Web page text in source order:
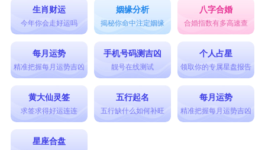
生肖财运
今年你会走好运吗
姻缘分析
揭秘你命中注定姻缘
八字合婚
合婚指数有多高速查
每月运势
精准把握每月运势吉凶
手机号码测吉凶
靓号在线测试
个人占星
领取你的专属星盘报告
黄大仙灵签
求签求得好运连连
五行起名
五行缺什么如何补旺
每月运势
精准把握每月运势吉凶
星座合盘